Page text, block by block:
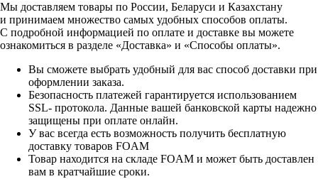
Мы доставляем товары по России, Беларуси и Казахстану
и принимаем множество самых удобных способов оплаты.
С подробной информацией по оплате и доставке вы можете
ознакомиться в разделе «Доставка» и «Способы оплаты».
Вы сможете выбрать удобный для вас способ доставки при
оформлении заказа.
Безопасность платежей гарантируется использованием
SSL- протокола. Данные вашей банковской карты надежно
защищены при оплате онлайн.
У вас всегда есть возможность получить бесплатную
доставку товаров FOAM
Товар находится на складе FOAM и может быть доставлен
вам в кратчайшие сроки.